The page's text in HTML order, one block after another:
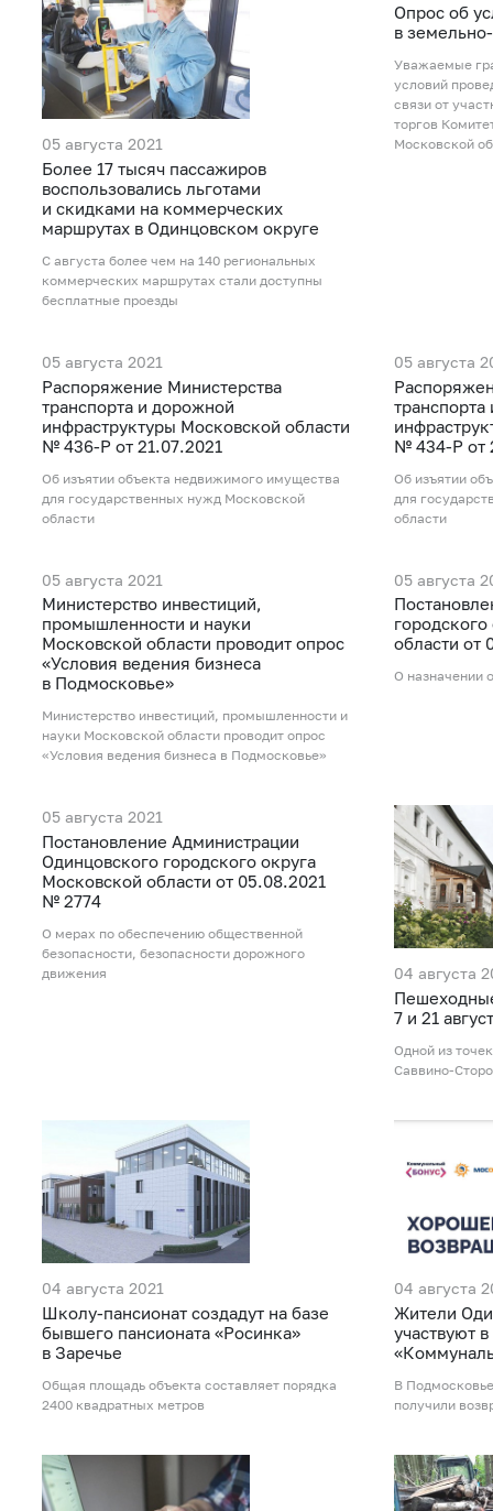
05 августа 2021
Более 17 тысяч пассажиров
воспользовались льготами
и скидками на коммерческих
маршрутах в Одинцовском округе
С августа более чем на 140 региональных
коммерческих маршрутах стали доступны
бесплатные проезды
Опрос об
в
Уважаемые
условий
связи от
торгов
Московской
05 августа 2021
Распоряжение Министерства
транспорта и дорожной
инфраструктуры Московской области
№ 436-Р от 21.07.2021
Об изъятии объекта недвижимого имущества
для государственных нужд Московской
области
05 августа
№ 434-Р от
Об изъятии
для
области
05 августа 2021
Министерство инвестиций,
промышленности и науки
Московской области проводит опрос
«Условия ведения бизнеса
в Подмосковье»
Министерство инвестиций, промышленности и
науки Московской области проводит опрос
«Условия ведения бизнеса в Подмосковье»
05 августа
области от
О назначении
05 августа 2021
Постановление Администрации
Одинцовского городского округа
Московской области от 05.08.2021
№ 2774
О мерах по обеспечению общественной
безопасности, безопасности дорожного
движения
04 августа
7 и 21
Одной из
Саввино-
04 августа 2021
Школу-пансионат создадут на базе
бывшего пансионата «Росинка»
в Заречье
Общая площадь объекта составляет порядка
2400 квадратных метров
04 августа
Жители
участвуют
В
получили